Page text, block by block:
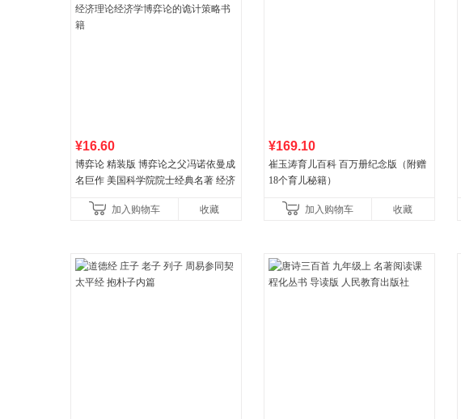
¥16.60
博弈论 精装版 博弈论之父冯诺依曼成
名巨作 美国科学院院士经典名著 经济
加入购物车
收藏
¥169.10
崔玉涛育儿百科 百万册纪念版（附赠
18个育儿秘籍）
加入购物车 收藏